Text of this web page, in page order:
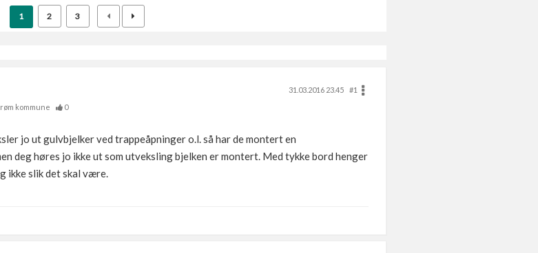
1 2 3
31.03.2016 23.45
#1
kommune 0
jo ut gulvbjelker ved trappeåpninger o.l. så har de montert en
deg høres jo ikke ut som utveksling bjelken er montert. Med tykke bord henger
ikke slik det skal være.